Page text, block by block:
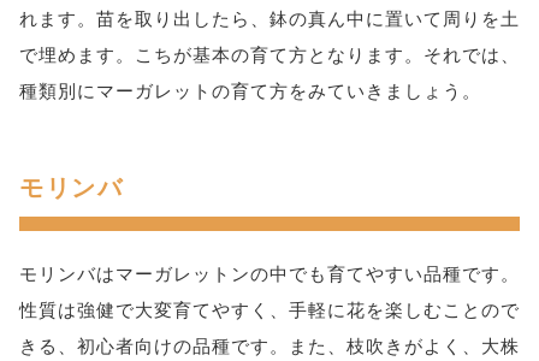
れます。苗を取り出したら、鉢の真ん中に置いて周りを土
で埋めます。こちが基本の育て方となります。それでは、
種類別にマーガレットの育て方をみていきましょう。
モリンバ
モリンバはマーガレットンの中でも育てやすい品種です。
性質は強健で大変育てやすく、手軽に花を楽しむことので
きる、初心者向けの品種です。また、枝吹きがよく、大株